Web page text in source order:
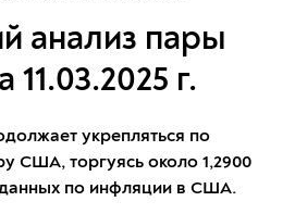
анализ пары
11.03.2025 г.
укрепляться по
США, торгуясь около 1,2900
по инфляции в США.